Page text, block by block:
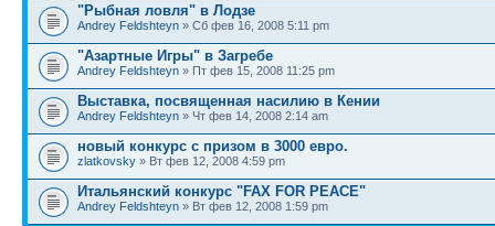
"Рыбная ловля" в Лодзе
Andrey Feldshteyn » Сб фев 16, 2008 5:11 pm
"Азартные Игры" в Загребе
Andrey Feldshteyn » Пт фев 15, 2008 11:25 pm
Выставка, посвященная насилию в Кении
Andrey Feldshteyn » Чт фев 14, 2008 2:14 am
новый конкурс с призом в 3000 евро.
zlatkovsky » Вт фев 12, 2008 4:59 pm
Итальянский конкурс "FAX FOR PEACE"
Andrey Feldshteyn » Вт фев 12, 2008 1:59 pm